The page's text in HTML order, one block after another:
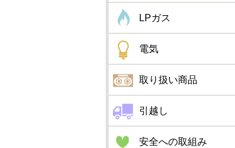
LPガス
電気
取り扱い商品
引越し
安全への取組み